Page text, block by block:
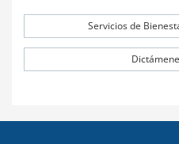
Servicios de